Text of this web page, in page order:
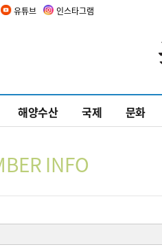
유튜브 인스타그램
해양수산 국제 문화
INFO